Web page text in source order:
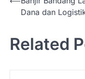
Dana dan
Related